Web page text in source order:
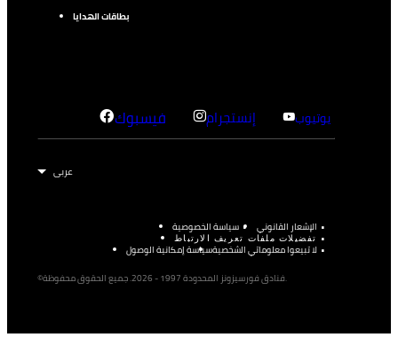
بطاقات الهدايا
فيسبوك إنستجرام يوتيوب
الإشعار القانوني سياسة الخصوصية
تفضيلات ملفات تعريف الارتباط
لا تبيعوا معلوماتي الشخصيةسياسة إمكانية الوصول
©فنادق فورسيزونز المحدودة 1997 - 2026. جميع الحقوق محفوظة.